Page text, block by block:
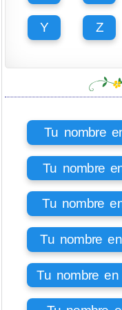
Y Z
Tu nombre
Tu nombre
Tu nombre
Tu nombre
Tu nombre en